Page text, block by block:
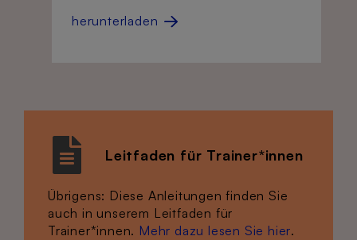
herunterladen
Leitfaden für Trainer*innen
Übrigens: Diese Anleitungen finden Sie
auch in unserem Leitfaden für
Trainer*innen. Mehr dazu lesen Sie hier.